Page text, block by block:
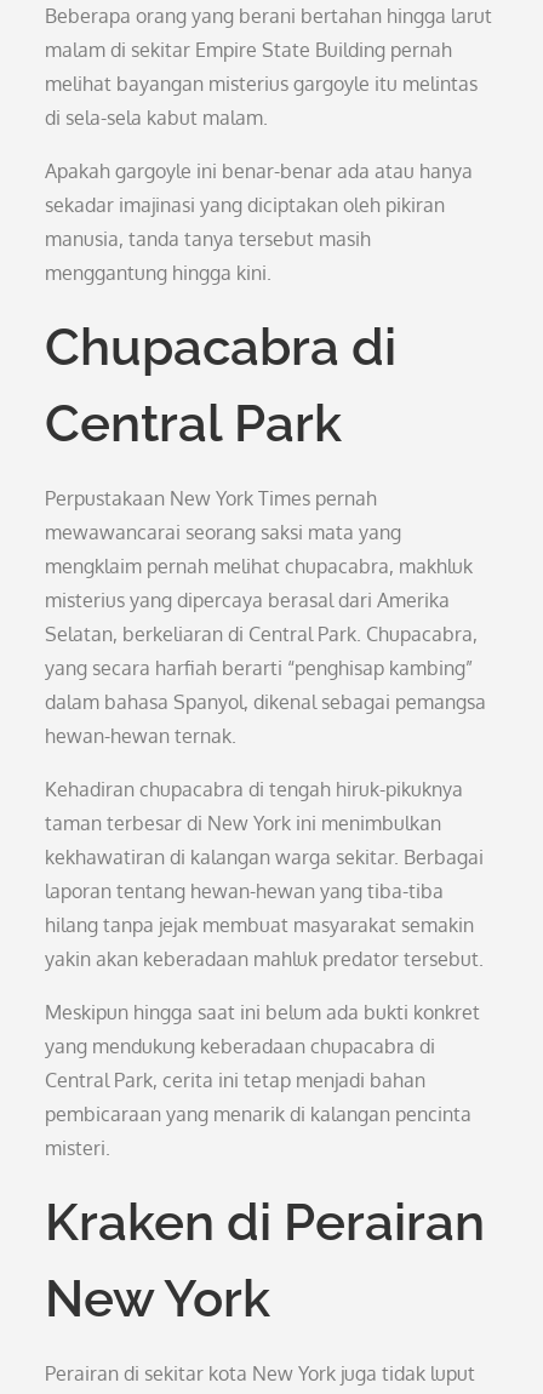
Beberapa orang yang berani bertahan hingga larut
malam di sekitar Empire State Building pernah
melihat bayangan misterius gargoyle itu melintas
di sela-sela kabut malam.
Apakah gargoyle ini benar-benar ada atau hanya
sekadar imajinasi yang diciptakan oleh pikiran
manusia, tanda tanya tersebut masih
menggantung hingga kini.
Chupacabra di
Central Park
Perpustakaan New York Times pernah
mewawancarai seorang saksi mata yang
mengklaim pernah melihat chupacabra, makhluk
misterius yang dipercaya berasal dari Amerika
Selatan, berkeliaran di Central Park. Chupacabra,
yang secara harfiah berarti “penghisap kambing”
dalam bahasa Spanyol, dikenal sebagai pemangsa
hewan-hewan ternak.
Kehadiran chupacabra di tengah hiruk-pikuknya
taman terbesar di New York ini menimbulkan
kekhawatiran di kalangan warga sekitar. Berbagai
laporan tentang hewan-hewan yang tiba-tiba
hilang tanpa jejak membuat masyarakat semakin
yakin akan keberadaan mahluk predator tersebut.
Meskipun hingga saat ini belum ada bukti konkret
yang mendukung keberadaan chupacabra di
Central Park, cerita ini tetap menjadi bahan
pembicaraan yang menarik di kalangan pencinta
misteri.
Kraken di Perairan
New York
Perairan di sekitar kota New York juga tidak luput